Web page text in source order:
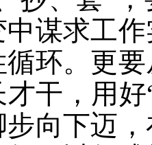
中谋求工
循环。更
干，用
步向下迈